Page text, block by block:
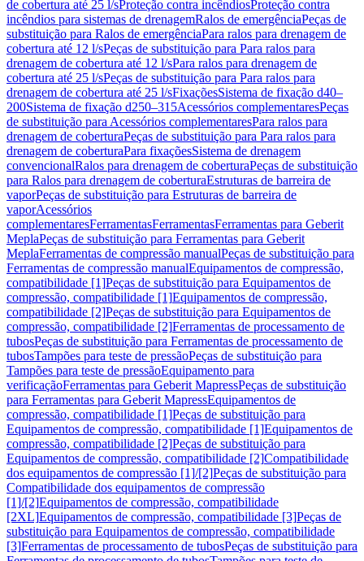
de cobertura até 25 l/sProteção contra incêndiosProteção contra
incêndios para sistemas de drenagemRalos de emergênciaPeças de
substituição para Ralos de emergênciaPara ralos para drenagem de
cobertura até 12 l/sPeças de substituição para Para ralos para
drenagem de cobertura até 12 l/sPara ralos para drenagem de
cobertura até 25 l/sPeças de substituição para Para ralos para
drenagem de cobertura até 25 l/sFixaçõesSistema de fixação d40–
200Sistema de fixação d250–315Acessórios complementaresPeças
de substituição para Acessórios complementaresPara ralos para
drenagem de coberturaPeças de substituição para Para ralos para
drenagem de coberturaPara fixaçõesSistema de drenagem
convencionalRalos para drenagem de coberturaPeças de substituição
para Ralos para drenagem de coberturaEstruturas de barreira de
vaporPeças de substituição para Estruturas de barreira de
vaporAcessórios
complementaresFerramentasFerramentasFerramentas para Geberit
MeplaPeças de substituição para Ferramentas para Geberit
MeplaFerramentas de compressão manualPeças de substituição para
Ferramentas de compressão manualEquipamentos de compressão,
compatibilidade [1]Peças de substituição para Equipamentos de
compressão, compatibilidade [1]Equipamentos de compressão,
compatibilidade [2]Peças de substituição para Equipamentos de
compressão, compatibilidade [2]Ferramentas de processamento de
tubosPeças de substituição para Ferramentas de processamento de
tubosTampões para teste de pressãoPeças de substituição para
Tampões para teste de pressãoEquipamento para
verificaçãoFerramentas para Geberit MapressPeças de substituição
para Ferramentas para Geberit MapressEquipamentos de
compressão, compatibilidade [1]Peças de substituição para
Equipamentos de compressão, compatibilidade [1]Equipamentos de
compressão, compatibilidade [2]Peças de substituição para
Equipamentos de compressão, compatibilidade [2]Compatibilidade
dos equipamentos de compressão [1]/[2]Peças de substituição para
Compatibilidade dos equipamentos de compressão
[1]/[2]Equipamentos de compressão, compatibilidade
[2XL]Equipamentos de compressão, compatibilidade [3]Peças de
substituição para Equipamentos de compressão, compatibilidade
[3]Ferramentas de processamento de tubosPeças de substituição para